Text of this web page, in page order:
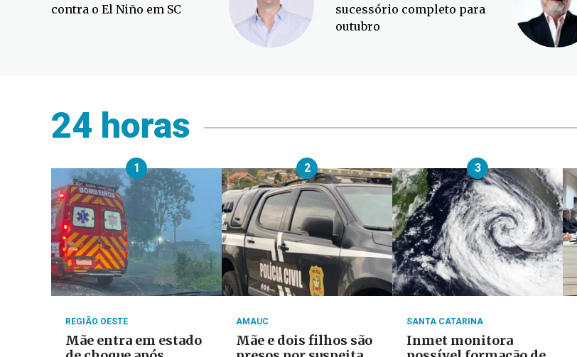
contra o El Niño em SC
sucessório completo para
outubro
24 horas
1
REGIÃO OESTE
Mãe entra em estado
2
AMAUC
Mãe e dois filhos são
3
SANTA CATARINA
Inmet monitora